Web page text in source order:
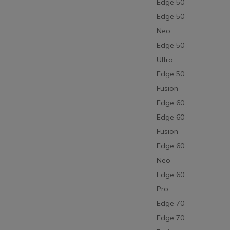
Edge 50
Neo
Edge 50
Ultra
Edge 50
Fusion
Edge 60
Edge 60
Fusion
Edge 60
Neo
Edge 60
Pro
Edge 70
Edge 70